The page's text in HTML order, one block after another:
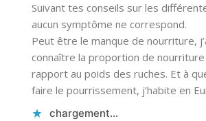
Suivant tes conseils sur les
aucun symptôme ne correspond.
Peut être le manque de nourriture,
connaître la proportion de
rapport au poids des ruches. Et à
faire le pourrissement, j’habite en
chargement…